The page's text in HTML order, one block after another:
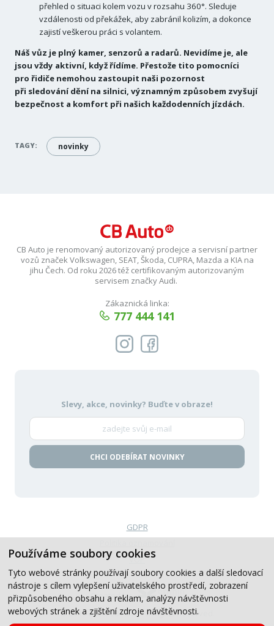
Používáme soubory cookies
Tyto webové stránky používají soubory cookies a další sledovací
nástroje s cílem vylepšení uživatelského prostředí, zobrazení
přizpůsobeného obsahu a reklam, analýzy návštěvnosti
webových stránek a zjištění zdroje návštěvnosti.
přehled o situaci kolem vozu v rozsahu 360°. Sleduje
vzdálenosti od překážek, aby zabránil kolizím, a dokonce
zajistí veškerou práci s volantem.
Náš vůz je plný kamer, senzorů a radarů. Nevidíme je, ale
jsou vždy aktivní, když řídíme. Přestože tito pomocníci
pro řidiče nemohou zastoupit naši pozornost
při sledování dění na silnici, významným způsobem zvyšují
bezpečnost a komfort při našich každodenních jízdách.
TAGY: novinky
CB Auto je renomovaný autorizovaný prodejce a servisní partner
vozů značek Volkswagen, SEAT, Škoda, CUPRA, Mazda a KIA na
jihu Čech. Od roku 2026 též certifikovaným autorizovaným
servisem značky Audi.
Zákaznická linka:
777 444 141
Slevy, akce, novinky? Buďte v obraze!
CHCI ODEBÍRAT NOVINKY
© 2019-2026, CB Auto, All Rights Reserved.
GDPR
VOP
Created by